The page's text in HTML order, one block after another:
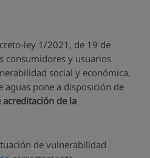
ley 1/2021, de 19 de
consumidores y usuarios
social y económica,
aguas pone a disposición de
de la
de vulnerabilidad